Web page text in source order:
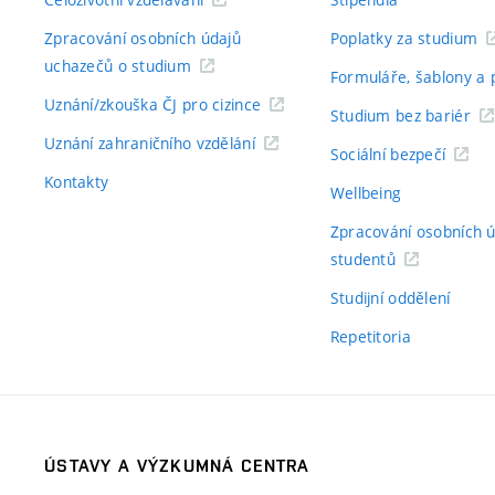
Zpracování osobních údajů
uchazečů o studium
Uznání/zkouška ČJ pro cizince
Uznání zahraničního vzdělání
Kontakty
Poplatky za studium
Formuláře, šablony a
Studium bez bariér
Sociální bezpečí
Wellbeing
Zpracování osobních
studentů
Studijní oddělení
Repetitoria
ÚSTAVY A VÝZKUMNÁ CENTRA